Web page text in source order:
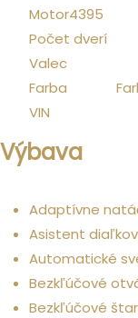
Motor4395
Počet dverí
Valec
Farba
VIN
Výbava
Adaptívne
Asistent
Automatické
Bezkľúčové
Bezkľúčové